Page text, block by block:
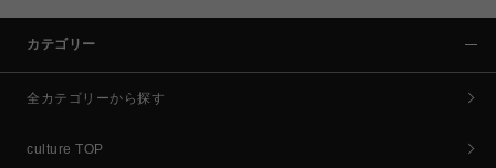
カテゴリー
全カテゴリーから探す
culture TOP